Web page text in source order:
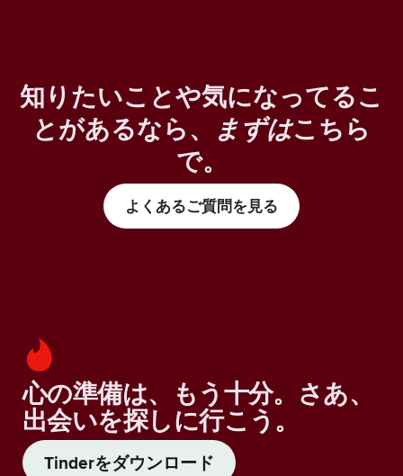
知りたいことや気になってるこ
とがあるなら、
まずはこちら
で。
よくあるご質問を見る
心の準備は、もう十分。さあ、
出会いを探しに行こう。
Tinderをダウンロード